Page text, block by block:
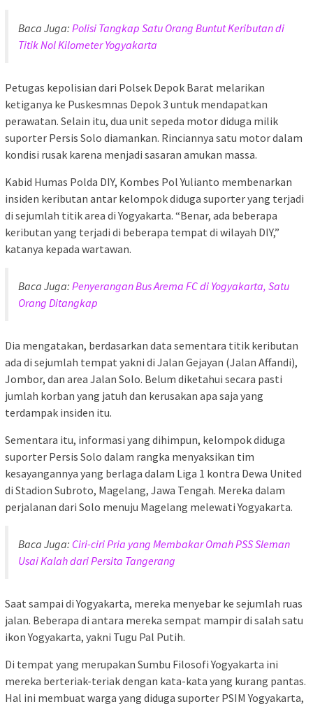
Baca Juga: Polisi Tangkap Satu Orang Buntut Keributan di
Titik Nol Kilometer Yogyakarta
Petugas kepolisian dari Polsek Depok Barat melarikan
ketiganya ke Puskesmnas Depok 3 untuk mendapatkan
perawatan. Selain itu, dua unit sepeda motor diduga milik
suporter Persis Solo diamankan. Rinciannya satu motor dalam
kondisi rusak karena menjadi sasaran amukan massa.
Kabid Humas Polda DIY, Kombes Pol Yulianto membenarkan
insiden keributan antar kelompok diduga suporter yang terjadi
di sejumlah titik area di Yogyakarta. “Benar, ada beberapa
keributan yang terjadi di beberapa tempat di wilayah DIY,”
katanya kepada wartawan.
Baca Juga: Penyerangan Bus Arema FC di Yogyakarta, Satu
Orang Ditangkap
Dia mengatakan, berdasarkan data sementara titik keributan
ada di sejumlah tempat yakni di Jalan Gejayan (Jalan Affandi),
Jombor, dan area Jalan Solo. Belum diketahui secara pasti
jumlah korban yang jatuh dan kerusakan apa saja yang
terdampak insiden itu.
Sementara itu, informasi yang dihimpun, kelompok diduga
suporter Persis Solo dalam rangka menyaksikan tim
kesayangannya yang berlaga dalam Liga 1 kontra Dewa United
di Stadion Subroto, Magelang, Jawa Tengah. Mereka dalam
perjalanan dari Solo menuju Magelang melewati Yogyakarta.
Baca Juga: Ciri-ciri Pria yang Membakar Omah PSS Sleman
Usai Kalah dari Persita Tangerang
Saat sampai di Yogyakarta, mereka menyebar ke sejumlah ruas
jalan. Beberapa di antara mereka sempat mampir di salah satu
ikon Yogyakarta, yakni Tugu Pal Putih.
Di tempat yang merupakan Sumbu Filosofi Yogyakarta ini
mereka berteriak-teriak dengan kata-kata yang kurang pantas.
Hal ini membuat warga yang diduga suporter PSIM Yogyakarta,